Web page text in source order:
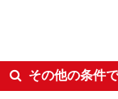
その他の条件